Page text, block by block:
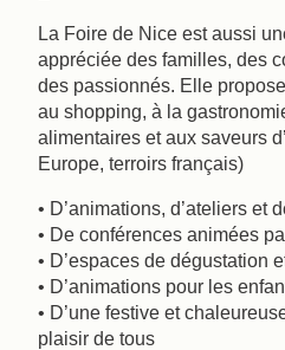
La Foire de Nice est aussi
appréciée des familles, des
des passionnés. Elle
au shopping, à la
alimentaires et aux saveurs
Europe, terroirs français)
• D’animations, d’ateliers et
• De conférences animées
• D’espaces de dégustation
• D’animations pour les
• D’une festive et
plaisir de tous